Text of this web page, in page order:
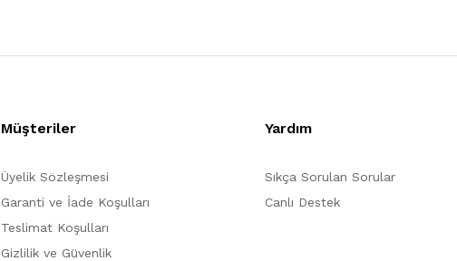
Müşteriler
Üyelik Sözleşmesi
Garanti ve İade Koşulları
Teslimat Koşulları
Gizlilik ve Güvenlik
Yardım
Sıkça Sorulan Sorular
Canlı Destek